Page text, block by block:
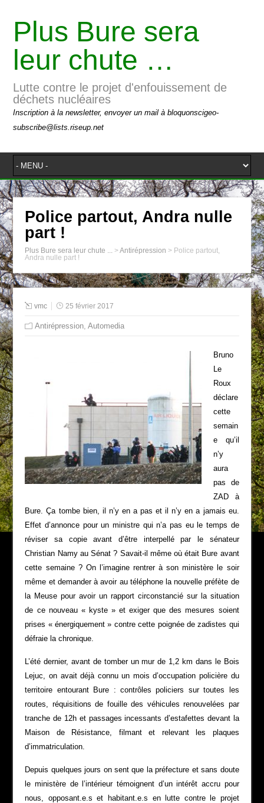
Plus Bure sera
leur chute …
Lutte contre le projet d'enfouissement de
déchets nucléaires
Inscription à la newsletter, envoyer un mail à bloquonscigeo-
subscribe@lists.riseup.net
Police partout, Andra nulle
part !
Plus Bure sera leur chute ... >Antirépression > Police partout,
Andra nulle part !
vmc 25 février 2017
Antirépression,Automedia
Bruno
Le
Roux
déclare
cette
semain
e qu’il
n’y
aura
pas de
ZAD à
Bure. Ça tombe bien, il n’y en a pas et il n’y en a jamais eu.
Effet d’annonce pour un ministre qui n’a pas eu le temps de
réviser sa copie avant d’être interpellé par le sénateur
Christian Namy au Sénat ? Savait-il même où était Bure avant
cette semaine ? On l’imagine rentrer à son ministère le soir
même et demander à avoir au téléphone la nouvelle préfète de
la Meuse pour avoir un rapport circonstancié sur la situation
de ce nouveau « kyste » et exiger que des mesures soient
prises « énergiquement » contre cette poignée de zadistes qui
défraie la chronique.
L’été dernier, avant de tomber un mur de 1,2 km dans le Bois
Lejuc, on avait déjà connu un mois d’occupation policière du
territoire entourant Bure : contrôles policiers sur toutes les
routes, réquisitions de fouille des véhicules renouvelées par
tranche de 12h et passages incessants d’estafettes devant la
Maison de Résistance, filmant et relevant les plaques
d’immatriculation.
Depuis quelques jours on sent que la préfecture et sans doute
le ministère de l’intérieur témoignent d’un intérêt accru pour
nous, opposant.e.s et habitant.e.s en lutte contre le projet